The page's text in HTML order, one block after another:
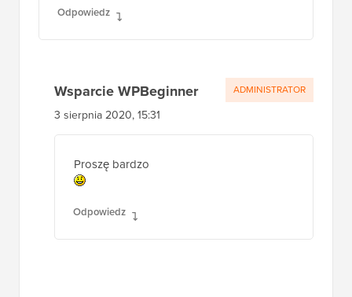
Odpowiedz
Wsparcie WPBeginner
3 sierpnia 2020, 15:31
Proszę bardzo
Odpowiedz
ADMINISTRATOR